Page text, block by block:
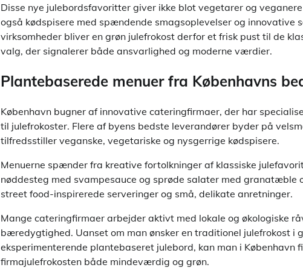
Disse nye julebordsfavoritter giver ikke blot vegetarer og
også kødspisere med spændende smagsoplevelser og innovative
virksomheder bliver en grøn julefrokost derfor et frisk pust til de
valg, der signalerer både ansvarlighed og moderne værdier.
Plantebaserede menuer fra Københavns
København bugner af innovative cateringfirmaer, der har
til julefrokoster. Flere af byens bedste leverandører byder på
tilfredsstiller veganske, vegetariske og nysgerrige kødspisere.
Menuerne spænder fra kreative fortolkninger af klassiske
nøddesteg med svampesauce og sprøde salater med granatæble
street food-inspirerede serveringer og små, delikate anretninger.
Mange cateringfirmaer arbejder aktivt med lokale og økologiske
bæredygtighed. Uanset om man ønsker en traditionel julefrokost i
eksperimenterende plantebaseret julebord, kan man i København
firmajulefrokosten både mindeværdig og grøn.